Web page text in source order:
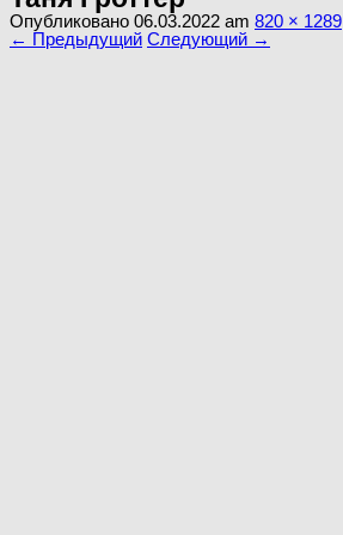
Опубликовано 06.03.2022 am 820 × 1289
← Предыдущий Следующий →